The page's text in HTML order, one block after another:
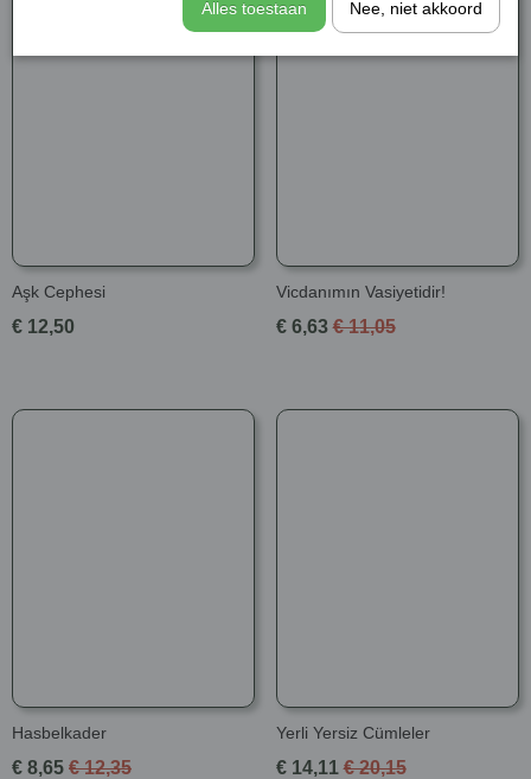
Aşk Cephesi
€ 12,50
Vicdanımın Vasiyetidir!
€ 6,63 € 11,05
Hasbelkader
€ 8,65 € 12,35
Yerli Yersiz Cümleler
€ 14,11 € 20,15
Alles toestaan Nee, niet akkoord